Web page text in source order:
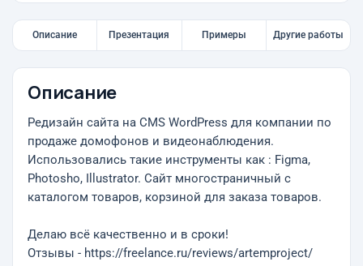
Описание Презентация Примеры Другие работы
Описание
Редизайн сайта на CMS WordPress для компании по
продаже домофонов и видеонаблюдения.
Использовались такие инструменты как : Figma,
Photosho, Illustrator. Сайт многостраничный с
каталогом товаров, корзиной для заказа товаров.
Делаю всё качественно и в сроки!
Отзывы - https://freelance.ru/reviews/artemproject/